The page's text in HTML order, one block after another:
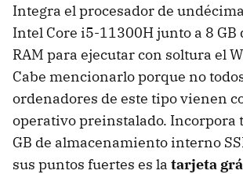
Integra el procesador de
Intel Core i5-11300H junto a 8 GB
RAM para ejecutar con soltura el
Cabe mencionarlo porque no
ordenadores de este tipo vienen
operativo preinstalado. Incorpora
GB de almacenamiento interno
sus puntos fuertes es la tarjeta